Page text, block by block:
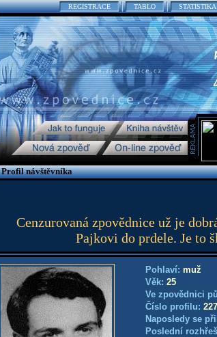
REGISTRACE TABLO STATISTIKA
Profil návštěvníka
Cenzurovaná zpovědnice už je
Pajkovi do prdele. Je to
Pohlaví: muž
Věk: 25
Ve zpovědnici
Číslo profilu:
Naposledy se
Poslední